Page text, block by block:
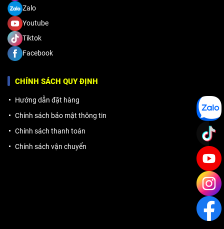
Zalo
Youtube
Tiktok
Facebook
CHÍNH SÁCH QUY ĐỊNH
Hướng dẫn đặt hàng
Chính sách bảo mật thông tin
Chính sách thanh toán
Chính sách vận chuyển